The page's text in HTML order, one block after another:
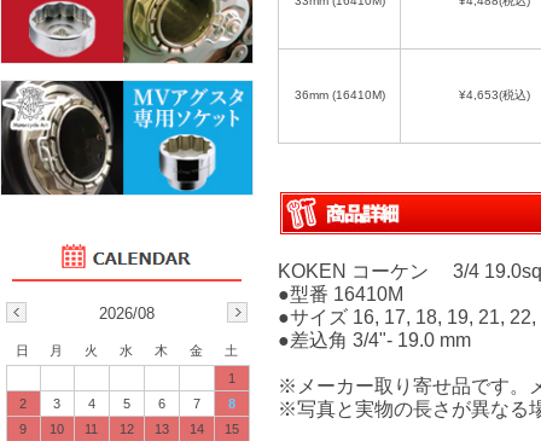
36mm (16410M) ¥4,653(税込)
KOKEN コーケン 3/4
●型番 16410M
●サイズ 16, 17, 18, 19, 21,
●差込角 3/4"- 19.0 mm
※メーカー取り寄せ品です。
※写真と実物の長さが異なる
2026/08
日 月 火 水 木 金
土
1
2
3 4 5 6 7
8
9
10 11 12 13 14
15